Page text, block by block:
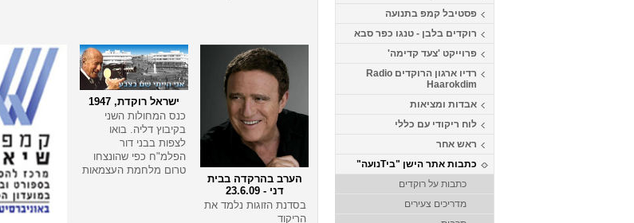
פסטיבל קמפ בתנועה
רוקדים בלבן - טנגו כפר סבא
פרוייקט 'צעד קדימה'
רדיו ארגון הרוקדים Radio
Haarokdim
אבדות ומציאות
לוח ריקודי עם כללי
ראש אחר
כתבות אתר הישן "ביTנועה"
כתבות על רוקדים
מדריכים צעירים
הערב בהרקדה בבית
דני - 23.6.09
בסדנת הזוגות נלמד את
הריקוד
ישראל רוקדת, 1947
כנס המחולות השני
בקיבוץ דליה. בואו
לצפות בבני דור
הפלמ"ח כפי שהונצחו
טרום מלחמת העצמאות